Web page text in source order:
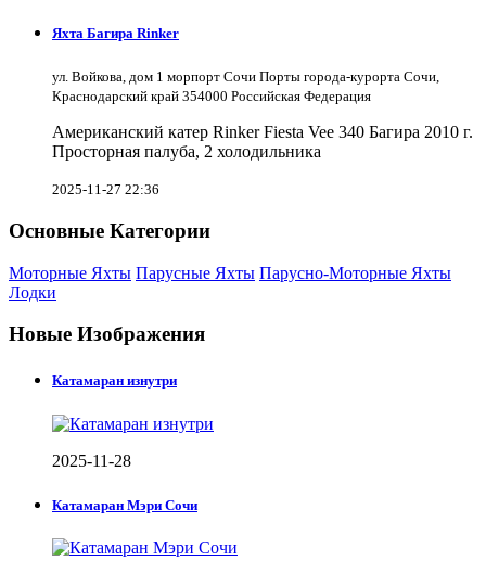
Яхта Багира Rinker
ул. Войкова, дом 1 морпорт Сочи Порты города-курорта Сочи,
Краснодарский край 354000 Российская Федерация
Американский катер Rinker Fiesta Vee 340 Багира 2010 г.
Просторная палуба, 2 холодильника
2025-11-27 22:36
Основные Категории
Моторные Яхты Парусные Яхты Парусно-Моторные Яхты
Лодки
Новые Изображения
Катамаран изнутри
2025-11-28
Катамаран Мэри Сочи